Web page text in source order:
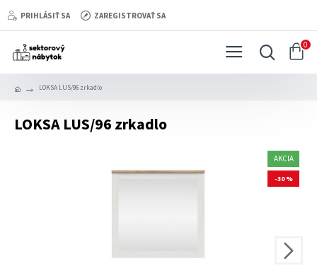
PRIHLÁSIŤ SA ZAREGISTROVAŤ SA
0
LOKSA LUS/96 zrkadlo
LOKSA LUS/96 zrkadlo
AKCIA
-30 %